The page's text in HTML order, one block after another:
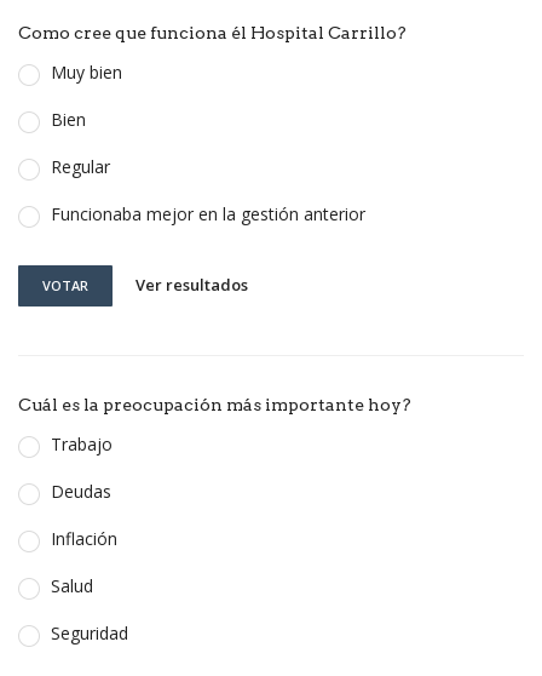
Como cree que funciona él Hospital Carrillo?
Muy bien
Bien
Regular
Funcionaba mejor en la gestión anterior
VOTAR Ver resultados
Cuál es la preocupación más importante hoy?
Trabajo
Deudas
Inflación
Salud
Seguridad